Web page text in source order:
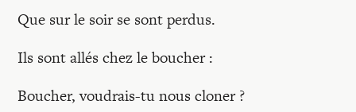
Entretiens
Revues
Que sur le soir se sont perdus.
Ils sont allés chez le boucher :
Boucher, voudrais-tu nous cloner ?